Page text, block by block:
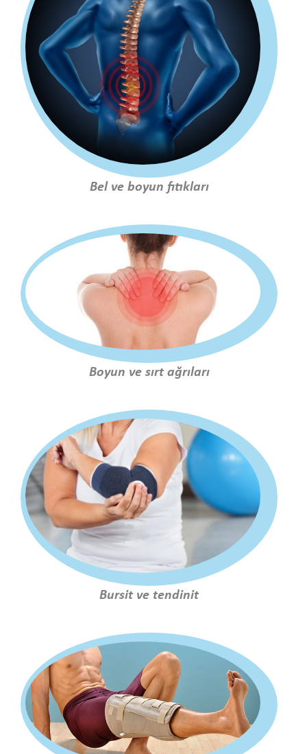
Bel ve boyun fıtıkları
Boyun ve sırt ağrıları
Bursit ve tendinit